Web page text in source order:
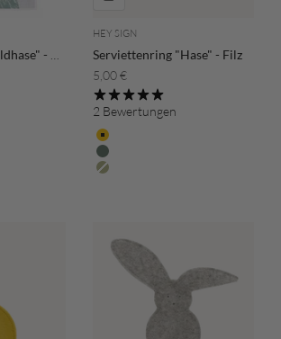
HEY SIGN
Serviettenring "Hase" - Filz
Angebot
5,00 €
2 Bewertungen
Farbe
Raps
Dünengrau
Salbeigrün